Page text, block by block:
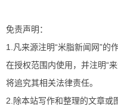
免责声明：
1.凡来源注明“米脂新闻网”的
在授权范围内使用，并注明“
将追究其相关法律责任。
2.除本站写作和整理的文章或